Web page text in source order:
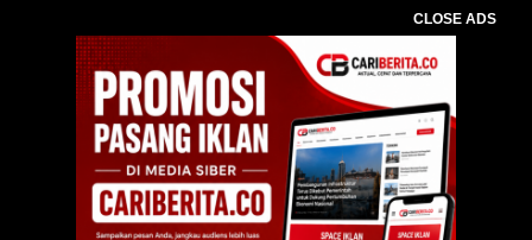
CLOSE ADS